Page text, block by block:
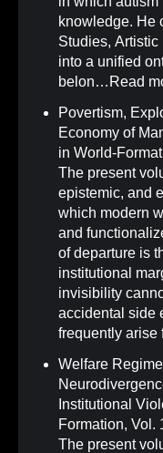
knowledge. He
Studies,
into a unified
belon… Read
Povertism,
Economy of
in World-
The present
epistemic, and
which modern
and
of departure is
institutional
invisibility
accidental side
frequently
Welfare
Institutional
Formation, Vol.
The present